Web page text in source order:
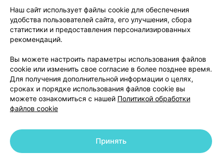
О проекте
Новости проекта
Размещение рекламы
Медицинский маркетинг
Публичный договор
Доставка
Способы оплаты
Вакансии
Партнеры
Написать руководителю 103.by
Написать в поддержку
Персональные настройки Cookie
© 2026 ООО «Артокс Лаб», УНП 191700409 | 220012, Республика Беларусь,
Наш сайт использует файлы cookie для обеспечения
удобства пользователей сайта, его улучшения, сбора
статистики и предоставления персонализированных
рекомендаций.
Вы можете настроить параметры использования файлов
cookie или изменить свое согласие в более позднее время.
Для получения дополнительной информации о целях,
сроках и порядке использования файлов cookie вы
можете ознакомиться с нашей Политикой обработки
файлов cookie
Принять